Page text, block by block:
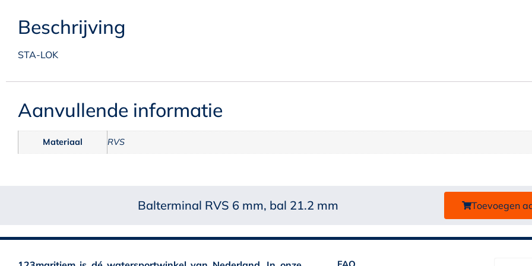
Beschrijving
STA-LOK
Aanvullende informatie
Materiaal RVS
Balterminal RVS 6 mm, bal 21.2 mm Toevoegen
FAQ